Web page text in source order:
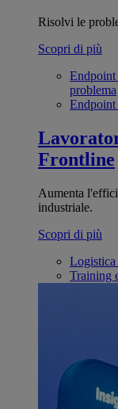
Risolvi le
Scopri di più
Endpoint
problema
Frontline
Aumenta
industriale.
Scopri di più
Logistica
Training